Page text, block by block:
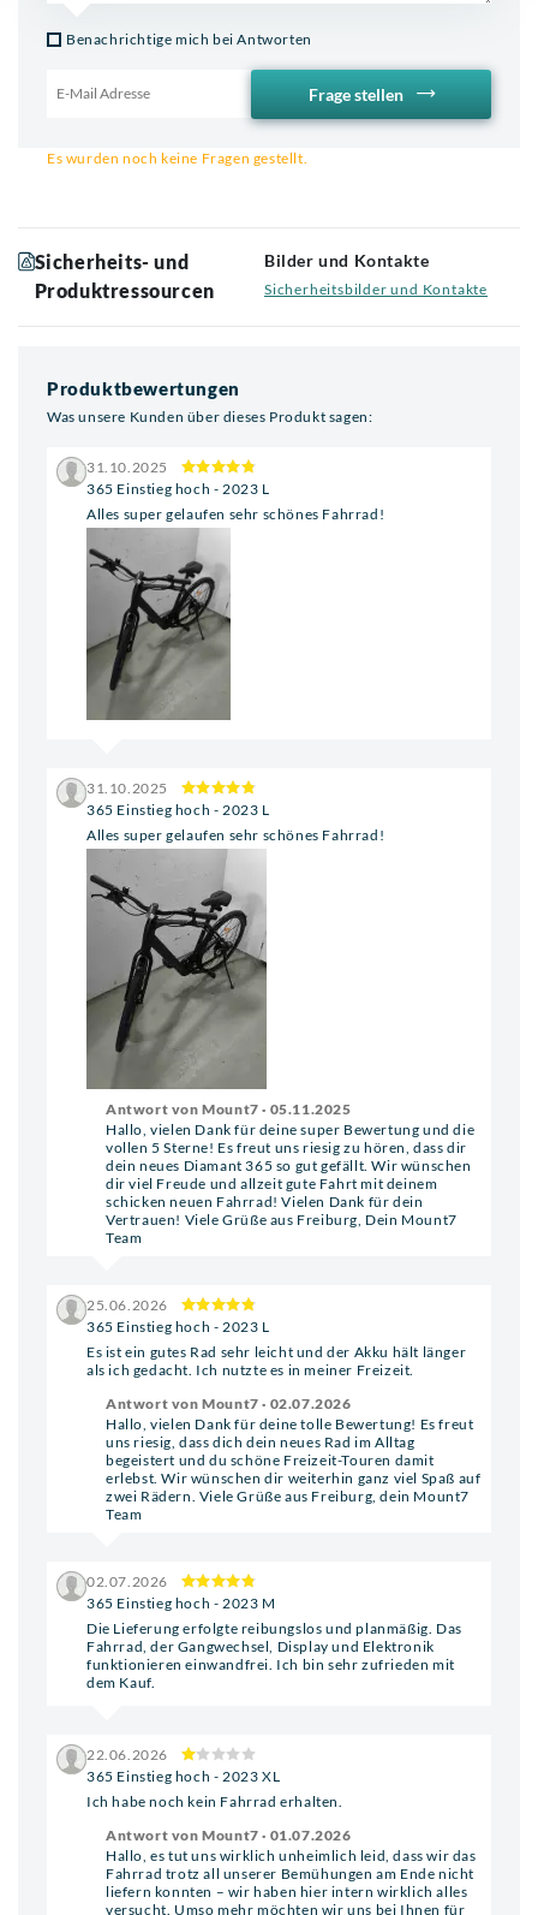
Benachrichtige mich bei Antworten
Frage stellen
Es wurden noch keine Fragen gestellt.
Sicherheits- und
Produktressourcen
Bilder und Kontakte
Sicherheitsbilder und Kontakte
Produktbewertungen
Was unsere Kunden über dieses Produkt sagen:
31.10.2025
365 Einstieg hoch - 2023 L
Alles super gelaufen sehr schönes Fahrrad!
31.10.2025
365 Einstieg hoch - 2023 L
Alles super gelaufen sehr schönes Fahrrad!
Antwort von Mount7 · 05.11.2025
Hallo, vielen Dank für deine super Bewertung und die
vollen 5 Sterne! Es freut uns riesig zu hören, dass dir
dein neues Diamant 365 so gut gefällt. Wir wünschen
dir viel Freude und allzeit gute Fahrt mit deinem
schicken neuen Fahrrad! Vielen Dank für dein
Vertrauen! Viele Grüße aus Freiburg, Dein Mount7
Team
25.06.2026
365 Einstieg hoch - 2023 L
Es ist ein gutes Rad sehr leicht und der Akku hält länger
als ich gedacht. Ich nutzte es in meiner Freizeit.
Antwort von Mount7 · 02.07.2026
Hallo, vielen Dank für deine tolle Bewertung! Es freut
uns riesig, dass dich dein neues Rad im Alltag
begeistert und du schöne Freizeit-Touren damit
erlebst. Wir wünschen dir weiterhin ganz viel Spaß auf
zwei Rädern. Viele Grüße aus Freiburg, dein Mount7
Team
02.07.2026
365 Einstieg hoch - 2023 M
Die Lieferung erfolgte reibungslos und planmäßig. Das
Fahrrad, der Gangwechsel, Display und Elektronik
funktionieren einwandfrei. Ich bin sehr zufrieden mit
dem Kauf.
22.06.2026
365 Einstieg hoch - 2023 XL
Ich habe noch kein Fahrrad erhalten.
Antwort von Mount7 · 01.07.2026
Hallo, es tut uns wirklich unheimlich leid, dass wir das
Fahrrad trotz all unserer Bemühungen am Ende nicht
liefern konnten – wir haben hier intern wirklich alles
versucht. Umso mehr möchten wir uns bei Ihnen für